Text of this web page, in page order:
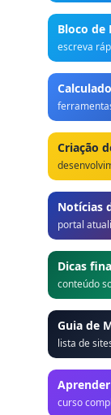
Bloco de
escreva
Criação
Notícias
portal
Dicas
conteúdo
Guia de
lista de
curso